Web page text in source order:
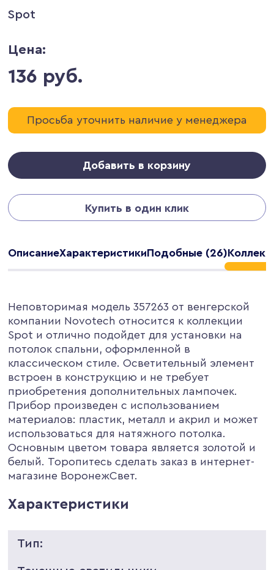
Spot
Цена:
136 руб.
Просьба уточнить наличие у менеджера
Добавить в корзину
Купить в один клик
ОписаниеХарактеристикиПодобные (26)
Неповторимая модель 357263 от венгерской
компании Novotech относится к коллекции
Spot и отлично подойдет для установки на
потолок спальни, оформленной в
классическом стиле. Осветительный элемент
встроен в конструкцию и не требует
приобретения дополнительных лампочек.
Прибор произведен с использованием
материалов: пластик, металл и акрил и может
использоваться для натяжного потолка.
Основным цветом товара является золотой и
белый. Торопитесь сделать заказ в интернет-
магазине ВоронежСвет.
Характеристики
Тип: